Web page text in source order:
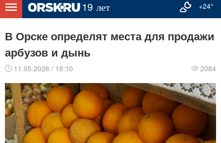
+24°
В Орске определят места для продажи
арбузов и дынь
11.05.2026 / 18:10 2084